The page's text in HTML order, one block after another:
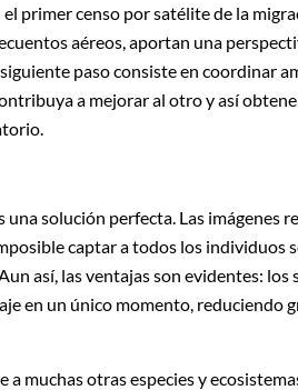
primer censo por satélite de la
aéreos, aportan una
paso consiste en coordinar
a mejorar al otro y así
solución perfecta. Las imágenes
captar a todos los individuos
así, las ventajas son evidentes:
en un único momento, reduciendo
a muchas otras especies y